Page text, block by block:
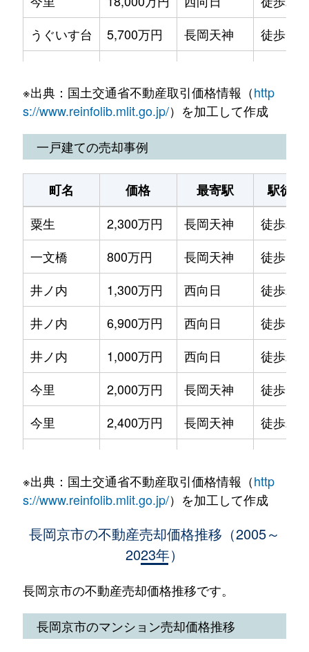
うぐいす台
5,700万円 長岡天神
徒歩19
奥海印寺
2,500万円 長岡天神
徒歩19
奥海印寺
2,000万円 長岡天神
徒歩19
神足
1,600万円 長岡京
徒歩14
神足
8,500万円 長岡京
徒歩15
神足
2,900万円 長岡京
徒歩13
神足
1,500万円 長岡京
徒歩11
神足
2,900万円 長岡京
徒歩13
下海印寺
3,600万円 西山天王山
徒歩15
下海印寺
280万円 西山天王山
徒歩19
勝竜寺
1,400万円 長岡京
徒歩15
城の里
2,200万円 長岡京
徒歩16
滝ノ町
2,600万円 西向日
徒歩8分
1,900万円
長法寺
2,900万円 長岡天神
天神
3,300万円 長岡天神
※出典：国土交通省不動産取引価格情報（http
s://www.reinfolib.mlit.go.jp/）を加工して作成
一戸建ての売却事例
町名 価格 最寄駅
駅徒歩
粟生
2,300万円 長岡天神
徒歩25
一文橋
800万円 長岡天神
徒歩12
井ノ内
1,300万円 西向日
徒歩23
井ノ内
6,900万円 西向日
徒歩18
井ノ内
1,000万円 西向日
徒歩20
今里
2,000万円 長岡天神
徒歩13
今里
2,400万円 長岡天神
徒歩20
今里
2,800万円 西向日
徒歩13
2,200万円
うぐいす台
4,200万円 長岡天神
梅が丘
4,600万円 長岡天神
※出典：国土交通省不動産取引価格情報（http
s://www.reinfolib.mlit.go.jp/）を加工して作成
長岡京市の不動産売却価格推移（2005～
2023年）
長岡京市の不動産売却価格推移です。
長岡京市のマンション売却価格推移